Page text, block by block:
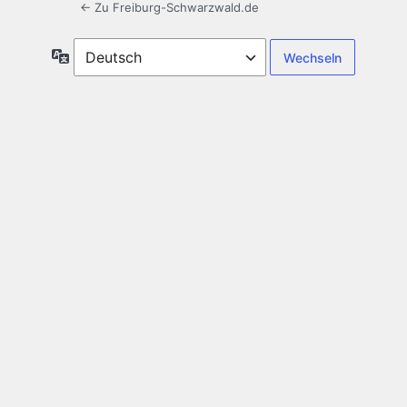
← Zu Freiburg-Schwarzwald.de
Sprache